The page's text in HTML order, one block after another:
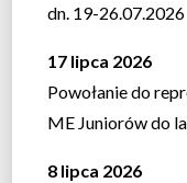
dn. 19-26.07.2026
17 lipca 2026
Powołanie do
ME Juniorów do
8 lipca 2026